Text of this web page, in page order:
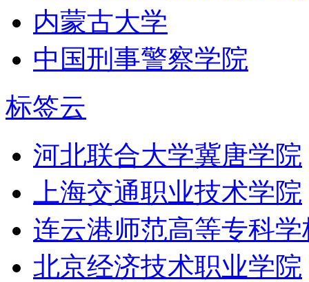
内蒙古大学
中国刑事警察学院
标签云
河北联合大学冀唐学院
上海交通职业技术学院
连云港师范高等专科学
北京经济技术职业学院